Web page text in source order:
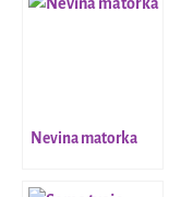
Nevina matorka